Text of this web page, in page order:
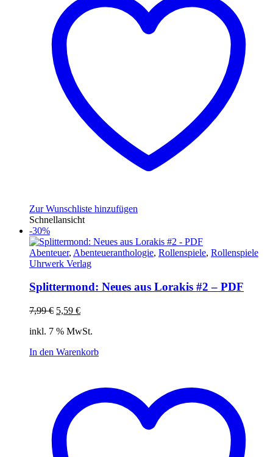
Zur Wunschliste hinzufügen
Schnellansicht
-30%
Abenteuer, Abenteueranthologie, Rollenspiele, Rollenspiele
Uhrwerk Verlag
Splittermond: Neues aus Lorakis #2 – PDF
7,99€ Ursprünglicher
war:
5,59 €Aktueller
ist:
inkl. 7 % MwSt.
In den Warenkorb